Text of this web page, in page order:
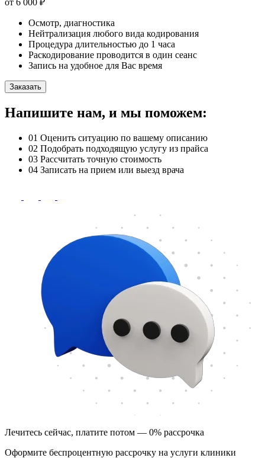
Осмотр, диагностика
Нейтрализация любого вида кодирования
Процедура длительностью до 1 часа
Раскодирование проводится в один сеанс
Запись на удобное для Вас время
Заказать
Напишите нам, и мы поможем:
01 Оценить ситуацию по вашему описанию
02 Подобрать подходящую услугу из прайса
03 Рассчитать точную стоимость
04 Записать на прием или выезд врача
Лечитесь сейчас, платите потом — 0% рассрочка
Оформите беспроцентную рассрочку на услуги клиники